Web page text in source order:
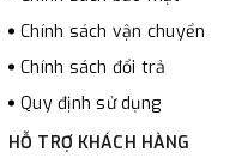
Chính sách vận chuyển
Chính sách đổi trả
Quy định sử dụng
HỖ TRỢ KHÁCH HÀNG